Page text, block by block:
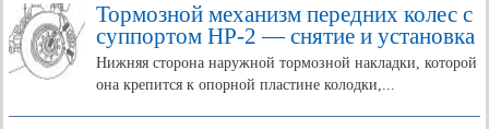
Тормозной механизм передних колес с
суппортом НР-2 — снятие и установка
Нижняя сторона наружной тормозной накладки, которой
она крепится к опорной пластине колодки,...